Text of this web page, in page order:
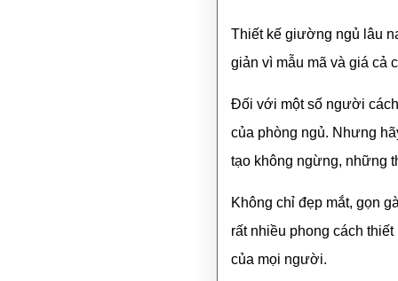
Thiết kế giường ngủ lâu
giản vì mẫu mã và giá cả
Đối với một số người
của phòng ngủ. Nhưng
tạo không ngừng, những
Không chỉ đẹp mắt, gọn
rất nhiều phong cách
của mọi người.